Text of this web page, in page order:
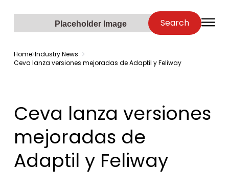
Placeholder Image Search
Home Industry News
Ceva lanza versiones mejoradas de Adaptil y Feliway
Ceva lanza versiones
mejoradas de
Adaptil y Feliway